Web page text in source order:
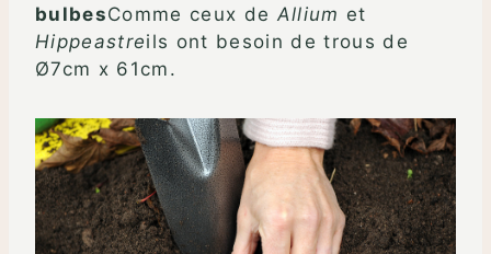
bulbesComme ceux de Allium et
Hippeastreils ont besoin de trous de
Ø7cm x 61cm.